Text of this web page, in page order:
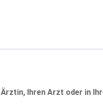
Ihren Arzt oder in